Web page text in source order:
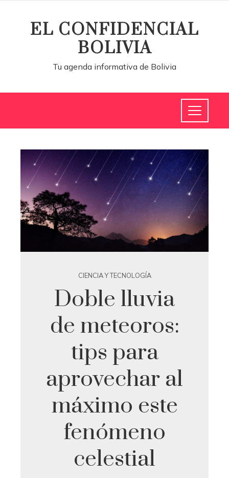
EL CONFIDENCIAL
BOLIVIA
Tu agenda informativa de Bolivia
CIENCIA Y TECNOLOGÍA
Doble lluvia
de meteoros:
tips para
aprovechar al
máximo este
fenómeno
celestial